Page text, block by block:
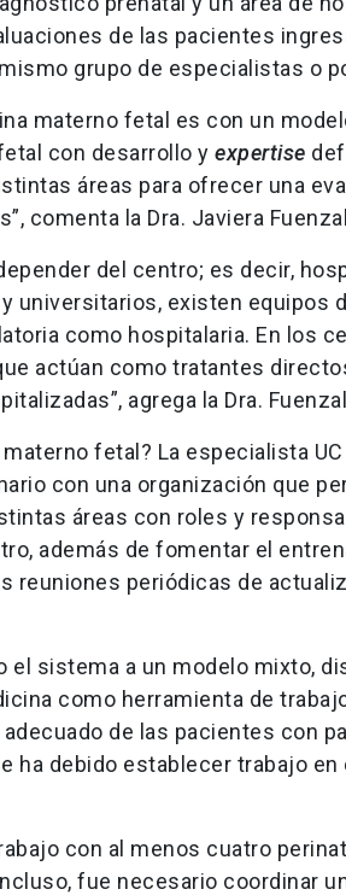
de las pacientes
grupo de especialistas o
materno fetal es con un
con desarrollo y expertise
áreas para ofrecer una
comenta la Dra. Javiera
del centro; es decir,
universitarios, existen equipos
como hospitalaria. En los
actúan como tratantes
agrega la Dra.
fetal? La especialista
con una organización que
áreas con roles y
además de fomentar el
reuniones periódicas de
el sistema a un modelo mixto,
como herramienta de
de las pacientes con
ha debido establecer trabajo en
con al menos cuatro
fue necesario coordinar